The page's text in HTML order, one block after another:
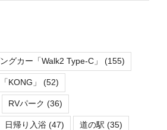
グカー「Walk2 Type-C」 (155)
KONG」 (52)
RVパーク (36)
日帰り入浴 (47) 道の駅 (35)